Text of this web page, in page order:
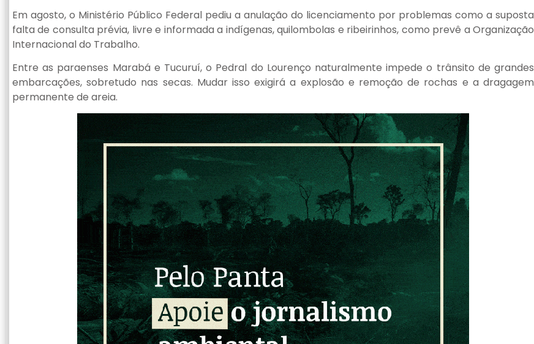
Em agosto, o Ministério Público Federal pediu a anulação do licenciamento por problemas como a suposta
falta de consulta prévia, livre e informada a indígenas, quilombolas e ribeirinhos, como prevê a Organização
Internacional do Trabalho.
Entre as paraenses Marabá e Tucuruí, o Pedral do Lourenço naturalmente impede o trânsito de grandes
embarcações, sobretudo nas secas. Mudar isso exigirá a explosão e remoção de rochas e a dragagem
permanente de areia.